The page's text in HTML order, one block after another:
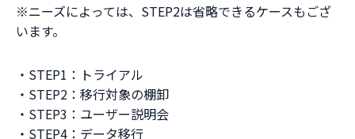
※ニーズによっては、STEP2は省略できるケースもござ
います。
・STEP1：トライアル
・STEP2：移行対象の棚卸
・STEP3：ユーザー説明会
・STEP4：データ移行